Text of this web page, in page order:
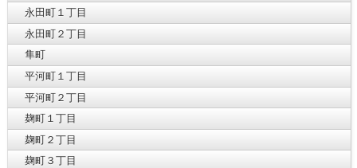
永田町１丁目
永田町２丁目
隼町
平河町１丁目
平河町２丁目
麹町１丁目
麹町２丁目
麹町３丁目